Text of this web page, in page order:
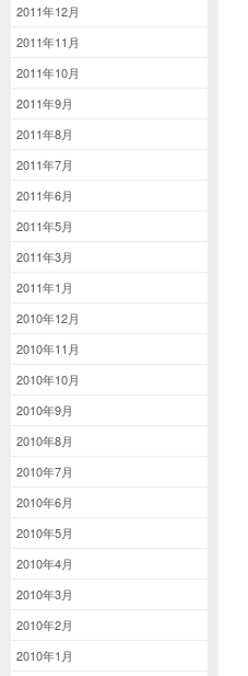
2011年12月
2011年11月
2011年10月
2011年9月
2011年8月
2011年7月
2011年6月
2011年5月
2011年3月
2011年1月
2010年12月
2010年11月
2010年10月
2010年9月
2010年8月
2010年7月
2010年6月
2010年5月
2010年4月
2010年3月
2010年2月
2010年1月